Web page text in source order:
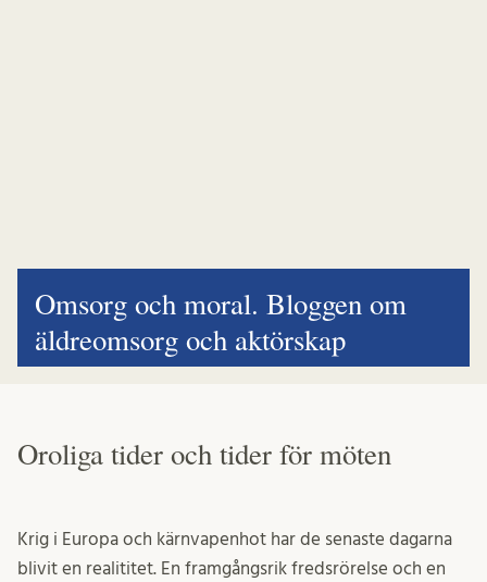
Omsorg och moral. Bloggen om
äldreomsorg och aktörskap
Oroliga tider och tider för möten
Krig i Europa och kärnvapenhot har de senaste dagarna
blivit en realititet. En framgångsrik fredsrörelse och en